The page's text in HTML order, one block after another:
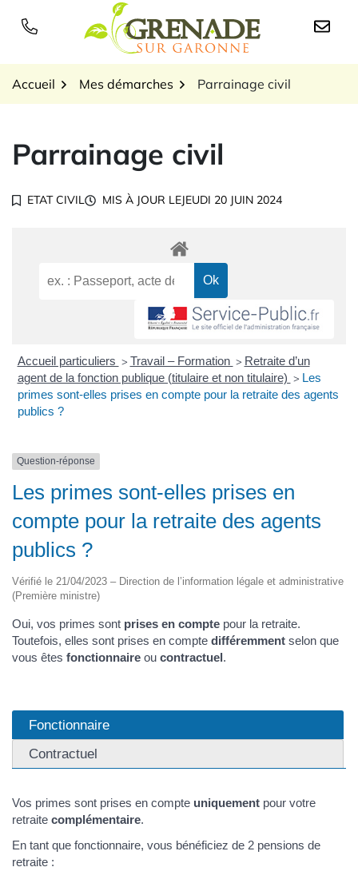
Logo Grenade sur
Accueil Mes démarches Parrainage civil
Parrainage civil
ETAT CIVIL MIS À JOUR LEJEUDI 20 JUIN 2024
Accueil particuliers > Travail – Formation > Retraite d’un
agent de la fonction publique (titulaire et non titulaire) > Les
primes sont-elles prises en compte pour la retraite des agents
publics ?
Question-réponse
Les primes sont-elles prises en
compte pour la retraite des agents
publics ?
Vérifié le 21/04/2023 – Direction de l’information légale et administrative
(Première ministre)
Oui, vos primes sont prises en compte pour la retraite.
Toutefois, elles sont prises en compte différemment selon que
vous êtes fonctionnaire ou contractuel.
Fonctionnaire
Contractuel
Vos primes sont prises en compte uniquement pour votre
retraite complémentaire.
En tant que fonctionnaire, vous bénéficiez de 2 pensions de
retraite :